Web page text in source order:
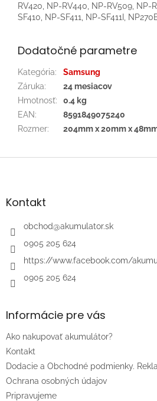
RV420, NP-RV440, NP-RV509, NP-
SF410, NP-SF411, NP-SF411I,
Dodatočné parametre
Kategória:
Samsung
Záruka:
24 mesiacov
Hmotnosť:
0.4 kg
EAN:
8591849075240
Rozmer: 204mm x 20mm x
Z
äKontakt
obchod@akumulator.sk
0905 205 624
https://www.facebook.com/
0905 205 624
Informácie pre vás
Ako nakupovať akumulátor?
Kontakt
Dodacie a Obchodné podmienky.
Ochrana osobných údajov
Pripravujeme